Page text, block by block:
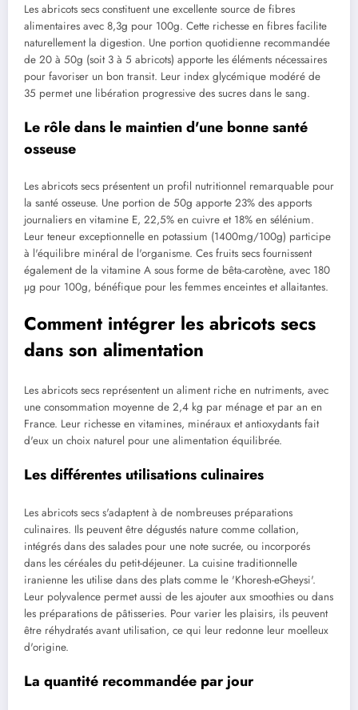
Les abricots secs constituent une excellente source de fibres
alimentaires avec 8,3g pour 100g. Cette richesse en fibres facilite
naturellement la digestion. Une portion quotidienne recommandée
de 20 à 50g (soit 3 à 5 abricots) apporte les éléments nécessaires
pour favoriser un bon transit. Leur index glycémique modéré de
35 permet une libération progressive des sucres dans le sang.
Le rôle dans le maintien d'une bonne santé
osseuse
Les abricots secs présentent un profil nutritionnel remarquable pour
la santé osseuse. Une portion de 50g apporte 23% des apports
journaliers en vitamine E, 22,5% en cuivre et 18% en sélénium.
Leur teneur exceptionnelle en potassium (1400mg/100g) participe
à l'équilibre minéral de l'organisme. Ces fruits secs fournissent
également de la vitamine A sous forme de bêta-carotène, avec 180
µg pour 100g, bénéfique pour les femmes enceintes et allaitantes.
Comment intégrer les abricots secs
dans son alimentation
Les abricots secs représentent un aliment riche en nutriments, avec
une consommation moyenne de 2,4 kg par ménage et par an en
France. Leur richesse en vitamines, minéraux et antioxydants fait
d'eux un choix naturel pour une alimentation équilibrée.
Les différentes utilisations culinaires
Les abricots secs s'adaptent à de nombreuses préparations
culinaires. Ils peuvent être dégustés nature comme collation,
intégrés dans des salades pour une note sucrée, ou incorporés
dans les céréales du petit-déjeuner. La cuisine traditionnelle
iranienne les utilise dans des plats comme le 'Khoresh-eGheysi'.
Leur polyvalence permet aussi de les ajouter aux smoothies ou dans
les préparations de pâtisseries. Pour varier les plaisirs, ils peuvent
être réhydratés avant utilisation, ce qui leur redonne leur moelleux
d'origine.
La quantité recommandée par jour